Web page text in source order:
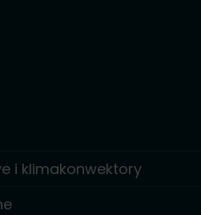
i klimakonwektory